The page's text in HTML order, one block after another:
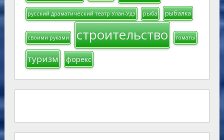
русский драматический театр Улан-Удэ рыба рыбалка
своими руками строительство томаты
туризм форекс